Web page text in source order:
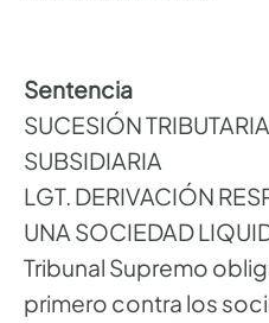
Sentencia
SUCESIÓN
SUBSIDIARIA
LGT. DERIVACIÓN
UNA SOCIEDAD
Tribunal Supremo
primero contra los